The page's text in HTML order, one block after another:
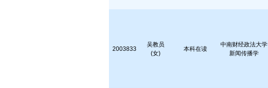
2003833
吴教员
(女)
本科在读
中南财经政法大学
新闻传播学